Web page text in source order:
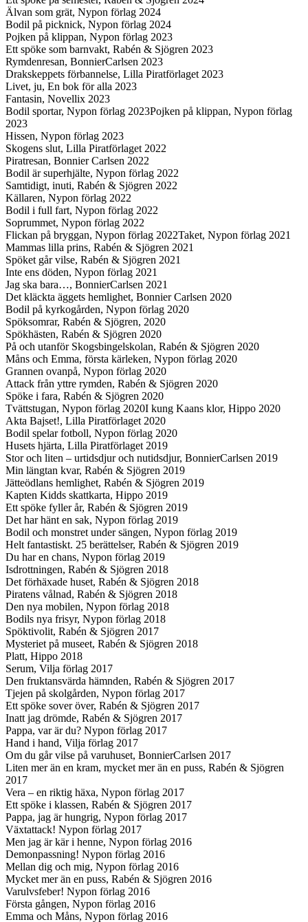
Älvan som grät, Nypon förlag 2024
Bodil på picknick, Nypon förlag 2024
Pojken på klippan, Nypon förlag 2023
Ett spöke som barnvakt, Rabén & Sjögren 2023
Rymdenresan, BonnierCarlsen 2023
Drakskeppets förbannelse, Lilla Piratförlaget 2023
Livet, ju, En bok för alla 2023
Fantasin, Novellix 2023
Bodil sportar, Nypon förlag 2023Pojken på klippan, Nypon förlag
2023
Hissen, Nypon förlag 2023
Skogens slut, Lilla Piratförlaget 2022
Piratresan, Bonnier Carlsen 2022
Bodil är superhjälte, Nypon förlag 2022
Samtidigt, inuti, Rabén & Sjögren 2022
Källaren, Nypon förlag 2022
Bodil i full fart, Nypon förlag 2022
Soprummet, Nypon förlag 2022
Flickan på bryggan, Nypon förlag 2022Taket, Nypon förlag 2021
Mammas lilla prins, Rabén & Sjögren 2021
Spöket går vilse, Rabén & Sjögren 2021
Inte ens döden, Nypon förlag 2021
Jag ska bara…, BonnierCarlsen 2021
Det kläckta äggets hemlighet, Bonnier Carlsen 2020
Bodil på kyrkogården, Nypon förlag 2020
Spöksomrar, Rabén & Sjögren, 2020
Spökhästen, Rabén & Sjögren 2020
På och utanför Skogsbingelskolan, Rabén & Sjögren 2020
Måns och Emma, första kärleken, Nypon förlag 2020
Grannen ovanpå, Nypon förlag 2020
Attack från yttre rymden, Rabén & Sjögren 2020
Spöke i fara, Rabén & Sjögren 2020
Tvättstugan, Nypon förlag 2020I kung Kaans klor, Hippo 2020
Akta Bajset!, Lilla Piratförlaget 2020
Bodil spelar fotboll, Nypon förlag 2020
Husets hjärta, Lilla Piratförlaget 2019
Stor och liten – urtidsdjur och nutidsdjur, BonnierCarlsen 2019
Min längtan kvar, Rabén & Sjögren 2019
Jätteödlans hemlighet, Rabén & Sjögren 2019
Kapten Kidds skattkarta, Hippo 2019
Ett spöke fyller år, Rabén & Sjögren 2019
Det har hänt en sak, Nypon förlag 2019
Bodil och monstret under sängen, Nypon förlag 2019
Helt fantastiskt. 25 berättelser, Rabén & Sjögren 2019
Du har en chans, Nypon förlag 2019
Isdrottningen, Rabén & Sjögren 2018
Det förhäxade huset, Rabén & Sjögren 2018
Piratens vålnad, Rabén & Sjögren 2018
Den nya mobilen, Nypon förlag 2018
Bodils nya frisyr, Nypon förlag 2018
Spöktivolit, Rabén & Sjögren 2017
Mysteriet på museet, Rabén & Sjögren 2018
Platt, Hippo 2018
Serum, Vilja förlag 2017
Den fruktansvärda hämnden, Rabén & Sjögren 2017
Tjejen på skolgården, Nypon förlag 2017
Ett spöke sover över, Rabén & Sjögren 2017
Inatt jag drömde, Rabén & Sjögren 2017
Pappa, var är du? Nypon förlag 2017
Hand i hand, Vilja förlag 2017
Om du går vilse på varuhuset, BonnierCarlsen 2017
Liten mer än en kram, mycket mer än en puss, Rabén & Sjögren
2017
Vera – en riktig häxa, Nypon förlag 2017
Ett spöke i klassen, Rabén & Sjögren 2017
Pappa, jag är hungrig, Nypon förlag 2017
Växtattack! Nypon förlag 2017
Men jag är kär i henne, Nypon förlag 2016
Demonpassning! Nypon förlag 2016
Mellan dig och mig, Nypon förlag 2016
Mycket mer än en puss, Rabén & Sjögren 2016
Varulvsfeber! Nypon förlag 2016
Första gången, Nypon förlag 2016
Emma och Måns, Nypon förlag 2016